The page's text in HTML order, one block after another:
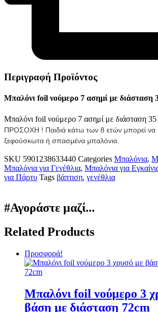
Περιγραφή Προϊόντος
Μπαλόνι foil νούμερο 7 ασημί με διάσταση
Μπαλόνι foil νούμερο 7 ασημί με διάσταση 35
ΠΡΟΣΟΧΗ ! Παιδιά κάτω των 8 ετών μπορεί να
ξεφούσκωτα ή σπασμένα μπαλόνια.
SKU 5901238633440 Categories Μπαλόνια,
Μπαλόνια για Γενέθλια, Μπαλόνια για
για Πάρτυ Tags βάπτιση, γενέθλια
#Αγοράστε μαζί...
Related Products
Προσφορά!
Μπαλόνι foil νούμερο 3
βάση με διάσταση 72cm